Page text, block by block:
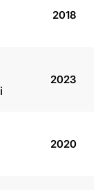
2018
2023
2020